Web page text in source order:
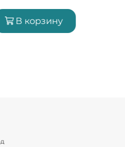
В корзину